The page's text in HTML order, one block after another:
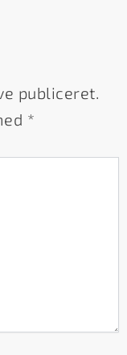
publiceret.
*